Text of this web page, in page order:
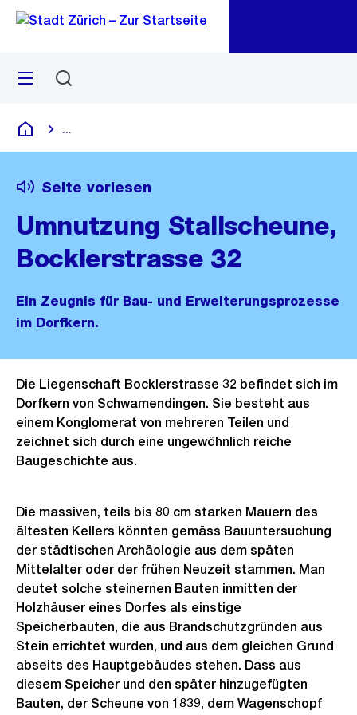
Navigation
Sprunglink
Menü
Deutsch
Seite vorlesen
Umnutzung Stallscheune,
Bocklerstrasse 32
Ein Zeugnis für Bau- und Erweiterungsprozesse
im Dorfkern.
Die Liegenschaft Bocklerstrasse 32 befindet sich im
Dorfkern von Schwamendingen. Sie besteht aus
einem Konglomerat von mehreren Teilen und
zeichnet sich durch eine ungewöhnlich reiche
Baugeschichte aus.
Die massiven, teils bis 80 cm starken Mauern des
ältesten Kellers könnten gemäss Bauuntersuchung
der städtischen Archäologie aus dem späten
Mittelalter oder der frühen Neuzeit stammen. Man
deutet solche steinernen Bauten inmitten der
Holzhäuser eines Dorfes als einstige
Speicherbauten, die aus Brandschutzgründen aus
Stein errichtet wurden, und aus dem gleichen Grund
abseits des Hauptgebäudes stehen. Dass aus
diesem Speicher und den später hinzugefügten
Bauten, der Scheune von 1839, dem Wagenschopf